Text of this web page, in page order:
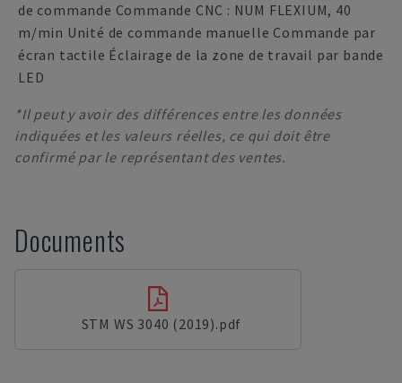
de commande Commande CNC : NUM FLEXIUM, 40
m/min Unité de commande manuelle Commande par
écran tactile Éclairage de la zone de travail par bande
LED
*Il peut y avoir des différences entre les données
indiquées et les valeurs réelles, ce qui doit être
confirmé par le représentant des ventes.
Documents
STM WS 3040 (2019).pdf